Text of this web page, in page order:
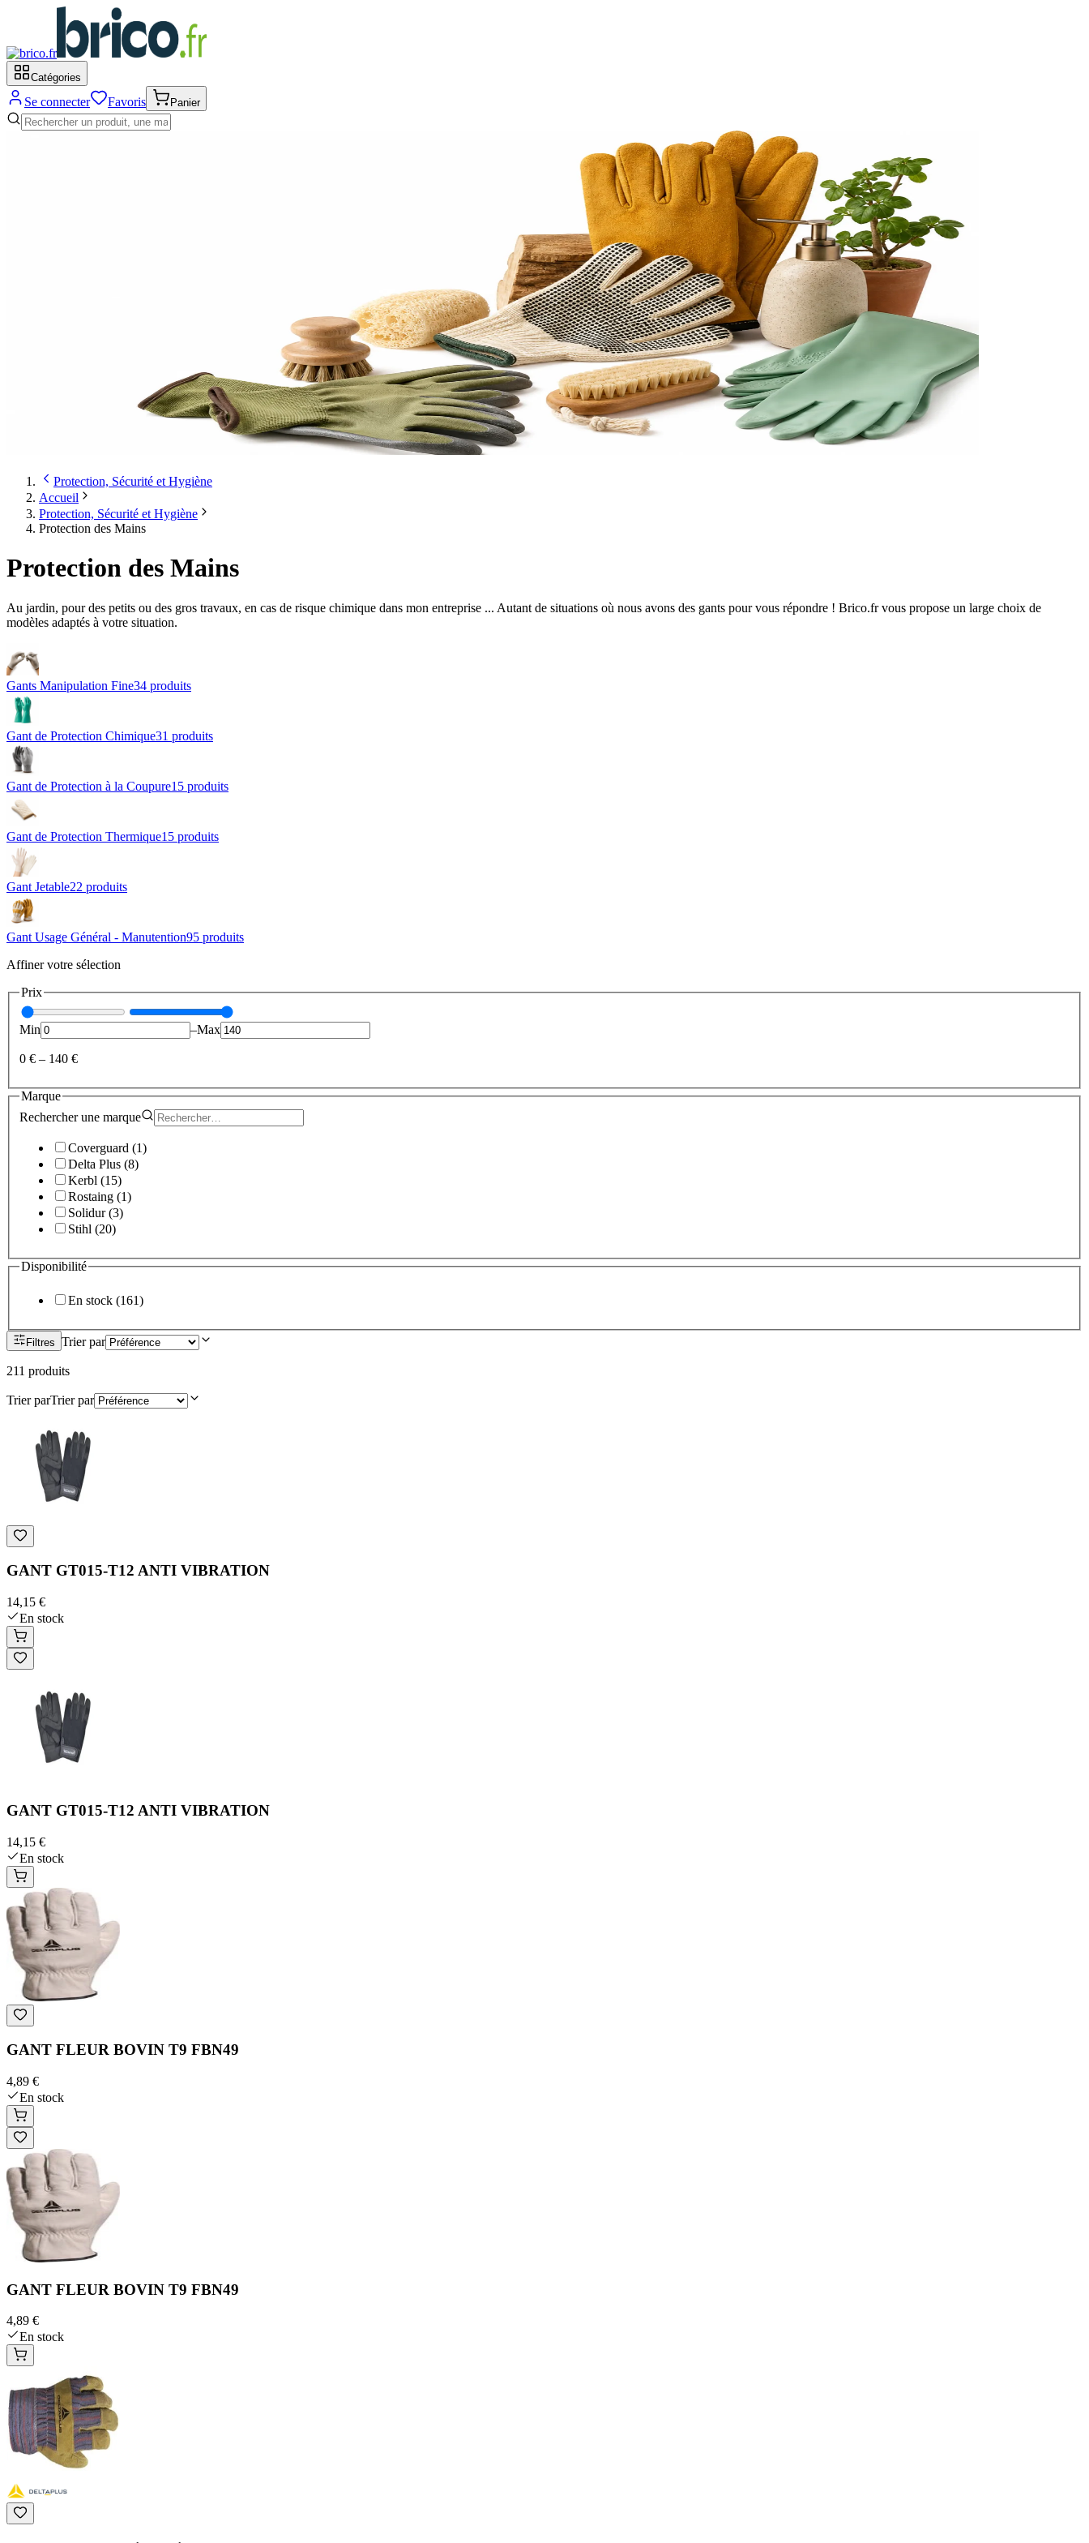
Catégories
Se connecter Favoris Panier
Protection, Sécurité et Hygiène
Accueil
Protection, Sécurité et Hygiène
Protection des Mains
Protection des Mains
Au jardin, pour des petits ou des gros travaux, en cas de risque chimique dans mon entreprise ... Autant de situations où nous avons des gants pour vous répondre ! Brico.fr vous propose un large choix de
modèles adaptés à votre situation.
Gants Manipulation Fine34 produits
Gant de Protection Chimique31 produits
Gant de Protection à la Coupure15 produits
Gant de Protection Thermique15 produits
Gant Jetable22 produits
Gant Usage Général - Manutention95 produits
Affiner votre sélection
Prix
Min –Max
0 € – 140 €
Marque
Rechercher une marque
Coverguard (1)
Delta Plus (8)
Kerbl (15)
Rostaing (1)
Solidur(3)
Stihl (20)
Disponibilité
En stock (161)
Filtres Trier par
211 produits
Trier parTrier par
GANT GT015-T12 ANTI VIBRATION
14,15 €
En stock
GANT GT015-T12 ANTI VIBRATION
14,15 €
En stock
GANT FLEUR BOVIN T9 FBN49
4,89 €
En stock
GANT FLEUR BOVIN T9 FBN49
4,89 €
En stock